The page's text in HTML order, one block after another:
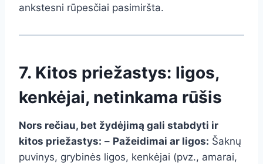
ankstesni rūpesčiai pasimiršta.
7. Kitos priežastys: ligos,
kenkėjai, netinkama rūšis
Nors rečiau, bet žydėjimą gali stabdyti ir
kitos priežastys: – Pažeidimai ar ligos: Šaknų
puvinys, grybinės ligos, kenkėjai (pvz., amarai,